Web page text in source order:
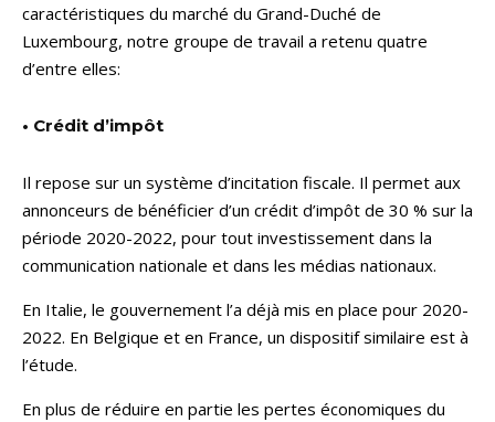
caractéristiques du marché du Grand-Duché de
Luxembourg, notre groupe de travail a retenu quatre
d’entre elles:
• Crédit d’impôt
Il repose sur un système d’incitation fiscale. Il permet aux
annonceurs de bénéficier d’un crédit d’impôt de 30 % sur la
période 2020-2022, pour tout investissement dans la
communication nationale et dans les médias nationaux.
En Italie, le gouvernement l’a déjà mis en place pour 2020-
2022. En Belgique et en France, un dispositif similaire est à
l’étude.
En plus de réduire en partie les pertes économiques du